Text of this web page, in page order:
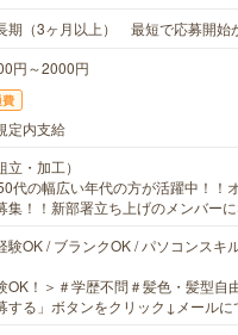
期（3ヶ月以上） 最短で応募開始
円～2000円
定内支給
立・加工）
代の幅広い年代の方が活躍中！！
集！！新部署立ち上げのメンバー
験OK / ブランクOK / パソコンスキ
OK！＞＃学歴不問＃髪色・髪型自
する」ボタンをクリック↓メール